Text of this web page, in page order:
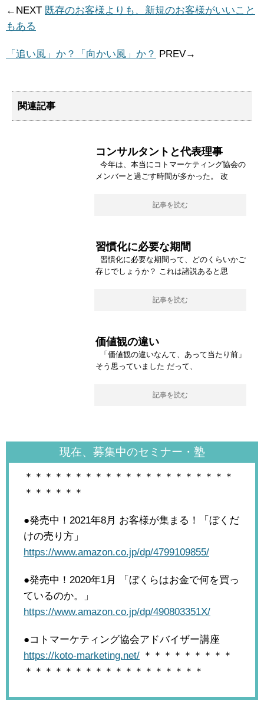
←NEXT 既存のお客様よりも、新規のお客様がいいこと
もある
「追い風」か？「向かい風」か？ PREV→
関連記事
コンサルタントと代表理事
今年は、本当にコトマーケティング協会の
メンバーと過ごす時間が多かった。 改
記事を読む
習慣化に必要な期間
習慣化に必要な期間って、どのくらいかご
存じでしょうか？ これは諸説あると思
記事を読む
価値観の違い
「価値観の違いなんて、あって当たり前」
そう思っていました だって、
記事を読む
現在、募集中のセミナー・塾
＊＊＊＊＊＊＊＊＊＊＊＊＊＊＊＊＊＊＊＊＊
＊＊＊＊＊＊
●発売中！2021年8月 お客様が集まる！「ぼくだ
けの売り方」
https://www.amazon.co.jp/dp/4799109855/
●発売中！2020年1月
「ぼくらはお金で何を買っ
ているのか。」
https://www.amazon.co.jp/dp/490803351X/
●コトマーケティング協会アドバイザー講座
https://koto-marketing.net/ ＊＊＊＊＊＊＊＊＊
＊＊＊＊＊＊＊＊＊＊＊＊＊＊＊＊＊＊